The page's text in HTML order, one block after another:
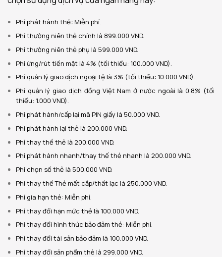
Phí phát hành thẻ: Miễn phí.
Phí thường niên thẻ chính là 899.000 VND.
Phí thường niên thẻ phụ là 599.000 VND.
Phí ứng/rút tiền mặt là 4% (tối thiểu: 100.000 VND).
Phí quản lý giao dịch ngoại tệ là 3% (tối thiểu: 10.000 VND).
Phí quản lý giao dịch đồng Việt Nam ở nước ngoài là 0.8% (tối
thiểu: 1.000 VND).
Phí phát hành/cấp lại mã PIN giấy là 50.000 VND.
Phí phát hành lại thẻ là 200.000 VND.
Phí thay thế thẻ là 200.000 VND.
Phí phát hành nhanh/thay thế thẻ nhanh là 200.000 VND.
Phí chọn số thẻ là 500.000 VND.
Phí thay thế Thẻ mất cắp/thất lạc là 250.000 VND.
Phí gia hạn thẻ: Miễn phí.
Phí thay đổi hạn mức thẻ là 100.000 VND.
Phí thay đổi hình thức bảo đảm thẻ: Miễn phí.
Phí thay đổi tài sản bảo đảm là 100.000 VND.
Phí thay đổi sản phẩm thẻ là 299.000 VND.